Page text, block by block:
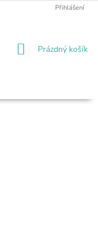
Přihlášení
NÁKUPNÍ
Prázdný košík